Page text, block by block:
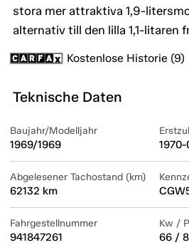
stora mer attraktiva 1,9-
alternativ till den lilla 1,1-litaren
Kostenlose Historie (9)
Teknische Daten
Baujahr/Modelljahr
1969/1969
Abgelesener Tachostand (km)
62132 km
Fahrgestellnummer
941847261
Kw /
66 /